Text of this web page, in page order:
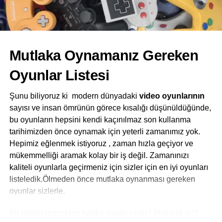
geçerlidir.
Avantajlar
Etkileşimli bir ortamda sürükleyici öğrenme
mümkündür.
keşfedebilirler.
Eğitim sektörü bu yeni olanaklardan
yararlanmaktadır.
Dezavantajları
Sanal ortamdagerçek bir etkileşim mümkün değildir.
Hayatı tamamen
Mutlaka Oynamanız Gereken
Oyunlar Listesi
Şunu biliyoruz ki modern dünyadaki video oyunlarının
sayısı ve insan ömrünün görece kısalığı düşünüldüğünde,
bu oyunların hepsini kendi kaçınılmaz son kullanma
tarihimizden önce oynamak için yeterli zamanımız yok.
Hepimiz eğlenmek istiyoruz , zaman hızla geçiyor ve
mükemmelliği aramak kolay bir iş değil. Zamanınızı
kaliteli oyunlarla geçirmeniz için sizler için en iyi oyunları
listeledik.Ölmeden önce mutlaka oynanması gereken
oyunlar sizlerle.